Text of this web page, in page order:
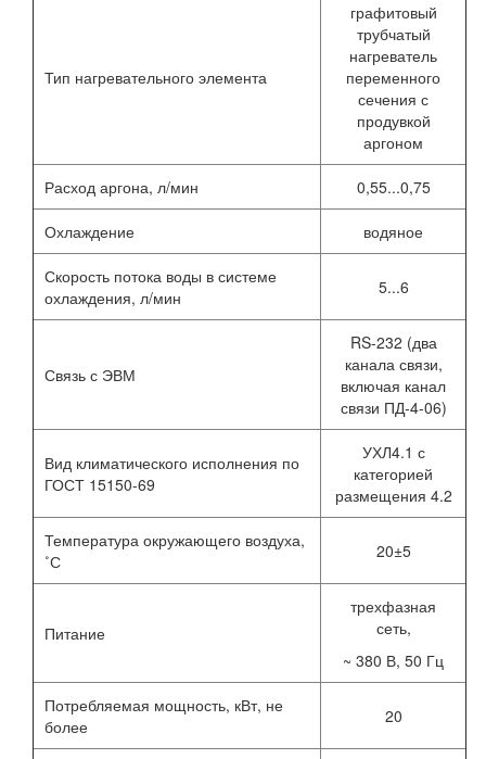
Тип нагревательного элемента
графитовый
трубчатый
нагреватель
переменного
сечения с
продувкой
аргоном
Расход аргона, л/мин 0,55...0,75
Охлаждение водяное
Скорость потока воды в системе
охлаждения, л/мин
5...6
Связь с ЭВМ
RS-232 (два
канала связи,
включая канал
связи ПД-4-06)
Вид климатического исполнения по
ГОСТ 15150-69
УХЛ4.1 с
категорией
размещения 4.2
Температура окружающего воздуха,
˚С
20±5
Питание
трехфазная
сеть,
~ 380 В, 50 Гц
Потребляемая мощность, кВт, не
более
20